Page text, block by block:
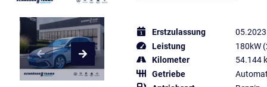
Erstzulassung
05.2023
Leistung
180kW
Kilometer
54.144
Getriebe